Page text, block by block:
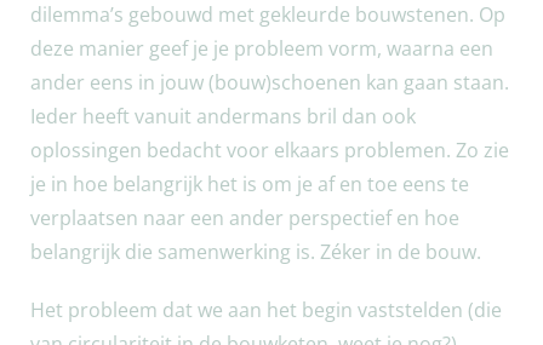
dilemma’s gebouwd met gekleurde bouwstenen. Op
deze manier geef je je probleem vorm, waarna een
ander eens in jouw (bouw)schoenen kan gaan staan.
Ieder heeft vanuit andermans bril dan ook
oplossingen bedacht voor elkaars problemen. Zo zie
je in hoe belangrijk het is om je af en toe eens te
verplaatsen naar een ander perspectief en hoe
belangrijk die samenwerking is. Zéker in de bouw.
Het probleem dat we aan het begin vaststelden (die